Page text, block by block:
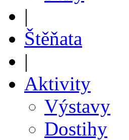
|
Štěňata
|
Aktivity
Výstavy
Dostihy